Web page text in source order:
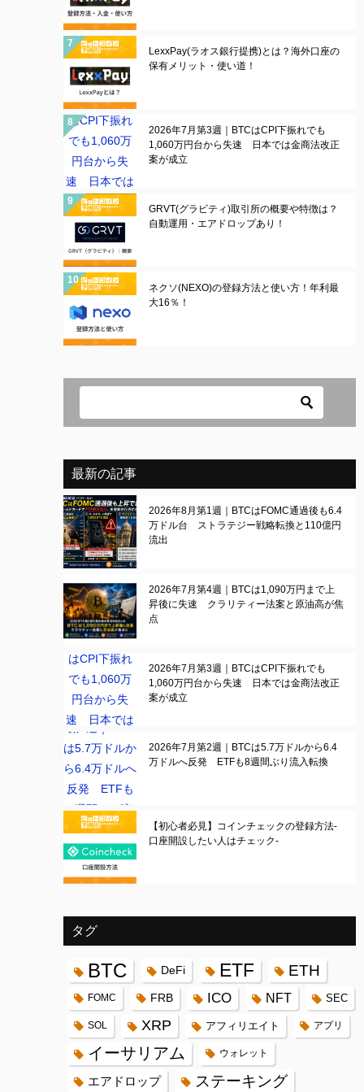
LexxPay(ラオス銀行提携)とは？海外口座の
保有メリット・使い道！
2026年7月第3週｜BTCはCPI下振れでも
1,060万円台から失速 日本では金商法改正
案が成立
GRVT(グラビティ)取引所の概要や特徴は？
自動運用・エアドロップあり！
ネクソ(NEXO)の登録方法と使い方！年利最
大16％！
最新の記事
2026年8月第1週｜BTCはFOMC通過後も6.4
万ドル台 ストラテジー戦略転換と110億円
流出
2026年7月第4週｜BTCは1,090万円まで上
昇後に失速 クラリティー法案と原油高が焦
点
2026年7月第3週｜BTCはCPI下振れでも
1,060万円台から失速 日本では金商法改正
案が成立
2026年7月第2週｜BTCは5.7万ドルから6.4
万ドルへ反発 ETFも8週間ぶり流入転換
【初心者必見】コインチェックの登録方法-
口座開設したい人はチェック-
タグ
BTC DeFi ETF ETH
FOMC FRB ICO NFT SEC
SOL XRP アフィリエイト アプリ
イーサリアム ウォレット
エアドロップ ステーキング